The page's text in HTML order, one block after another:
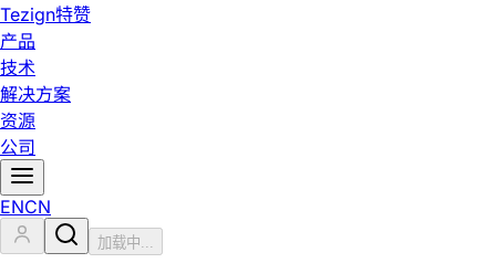
Tezign特赞
产品
技术
解决方案
资源
公司
ENCN
加载中...